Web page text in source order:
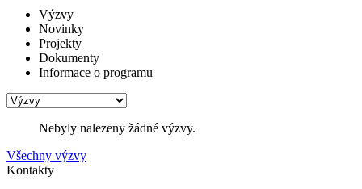
Výzvy
Novinky
Projekty
Dokumenty
Informace o programu
Nebyly nalezeny žádné výzvy.
Všechny výzvy
Kontakty